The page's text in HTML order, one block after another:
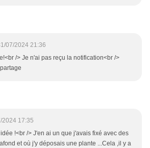
07/2024 21:36
/> Je n'ai pas reçu la notification<br />
2024 17:35
!<br /> J'en ai un que j'avais fixé avec des
et où j'y déposais une plante ...Cela ,il y a